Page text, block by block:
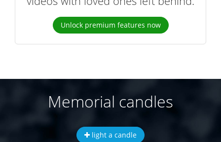
Unlock premium features now
Memorial candles
light a candle